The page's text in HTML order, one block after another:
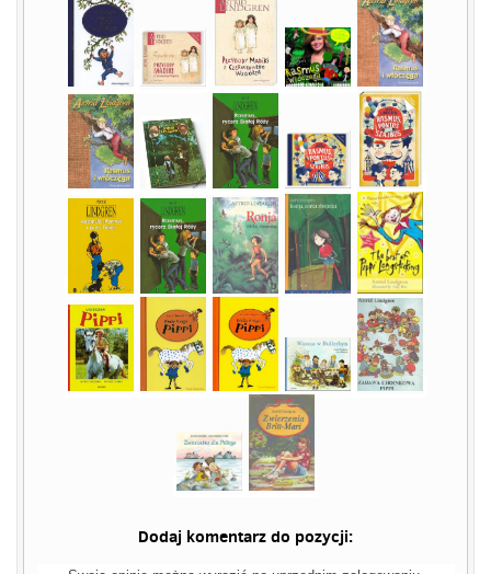
Dodaj komentarz do pozycji: